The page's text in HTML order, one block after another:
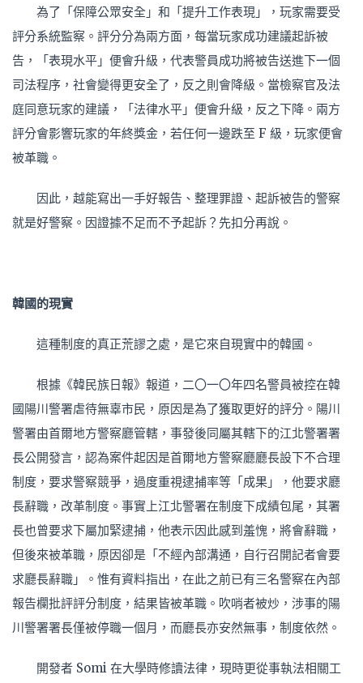
為了「保障公眾安全」和「提升工作表現」，玩家需要受
評分系統監察。評分分為兩方面，每當玩家成功建議起訴被
告，「表現水平」便會升級，代表警員成功將被告送進下一個
司法程序，社會變得更安全了，反之則會降級。當檢察官及法
庭同意玩家的建議，「法律水平」便會升級，反之下降。兩方
評分會影響玩家的年終獎金，若任何一邊跌至 F 級，玩家便會
被革職。
因此，越能寫出一手好報告、整理罪證、起訴被告的警察
就是好警察。因證據不足而不予起訴？先扣分再說。
韓國的現實
這種制度的真正荒謬之處，是它來自現實中的韓國。
根據《韓民族日報》報道，二〇一〇年四名警員被控在韓
國陽川警署虐待無辜市民，原因是為了獲取更好的評分。陽川
警署由首爾地方警察廳管轄，事發後同屬其轄下的江北警署署
長公開發言，認為案件起因是首爾地方警察廳廳長設下不合理
制度，要求警察競爭，過度重視逮捕率等「成果」，他要求廳
長辭職，改革制度。事實上江北警署在制度下成績包尾，其署
長也曾要求下屬加緊逮捕，他表示因此感到羞愧，將會辭職，
但後來被革職，原因卻是「不經內部溝通，自行召開記者會要
求廳長辭職」。惟有資料指出，在此之前已有三名警察在內部
報告欄批評評分制度，結果皆被革職。吹哨者被炒，涉事的陽
川警署署長僅被停職一個月，而廳長亦安然無事，制度依然。
開發者 Somi 在大學時修讀法律，現時更從事執法相關工